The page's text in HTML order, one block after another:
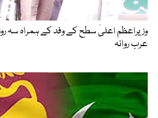
وزیراعظم اعلیٰ سطح کے وفد کے ہمراہ سہ
عرب روانہ